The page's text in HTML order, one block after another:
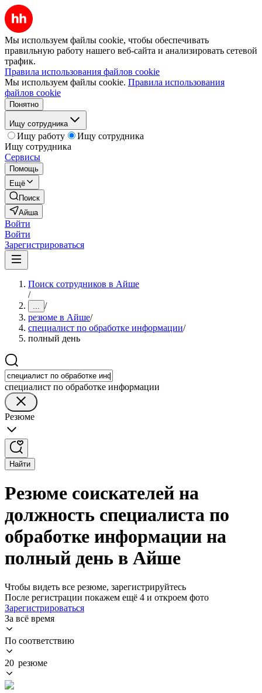
Мы используем файлы cookie, чтобы обеспечивать
правильную работу нашего веб-сайта и анализировать сетевой
трафик.
Правила использования файлов cookie
Мы используем файлы cookie. Правила использования
файлов cookie
Понятно
Ищу сотрудника
Ищу работу
Ищу сотрудника
Ищу сотрудника
Сервисы
Помощь
Ещё
Поиск
Айша
Войти
Войти
Зарегистрироваться
Поиск сотрудников в Айше
/
... /
резюме в Айше/
специалист по обработке информации/
полный день
специалист по обработке информации
Резюме
Найти
Резюме соискателей на
должность специалиста по
обработке информации на
полный день в Айше
Чтобы видеть все резюме, зарегистрируйтесь
После регистрации покажем ещё 4 и откроем фото
Зарегистрироваться
За всё время
По соответствию
20 резюме